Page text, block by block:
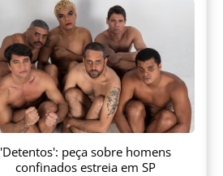
'Detentos': peça sobre homens
confinados estreia em SP